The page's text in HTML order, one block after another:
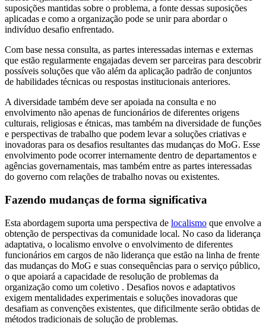
suposições mantidas sobre o problema, a fonte dessas suposições
aplicadas e como a organização pode se unir para abordar o
indivíduo desafio enfrentado.
Com base nessa consulta, as partes interessadas internas e externas
que estão regularmente engajadas devem ser parceiras para descobrir
possíveis soluções que vão além da aplicação padrão de conjuntos
de habilidades técnicas ou respostas institucionais anteriores.
A diversidade também deve ser apoiada na consulta e no
envolvimento não apenas de funcionários de diferentes origens
culturais, religiosas e étnicas, mas também na diversidade de funções
e perspectivas de trabalho que podem levar a soluções criativas e
inovadoras para os desafios resultantes das mudanças do MoG. Esse
envolvimento pode ocorrer internamente dentro de departamentos e
agências governamentais, mas também entre as partes interessadas
do governo com relações de trabalho novas ou existentes.
Fazendo mudanças de forma significativa
Esta abordagem suporta uma perspectiva de localismo que envolve a
obtenção de perspectivas da comunidade local. No caso da liderança
adaptativa, o localismo envolve o envolvimento de diferentes
funcionários em cargos de não liderança que estão na linha de frente
das mudanças do MoG e suas consequências para o serviço público,
o que apoiará a capacidade de resolução de problemas da
organização como um coletivo . Desafios novos e adaptativos
exigem mentalidades experimentais e soluções inovadoras que
desafiam as convenções existentes, que dificilmente serão obtidas de
métodos tradicionais de solução de problemas.